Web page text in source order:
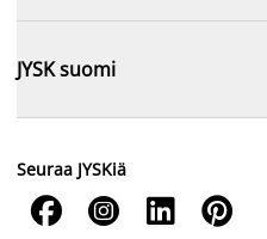
JYSK suomi
Seuraa JYSKiä
   